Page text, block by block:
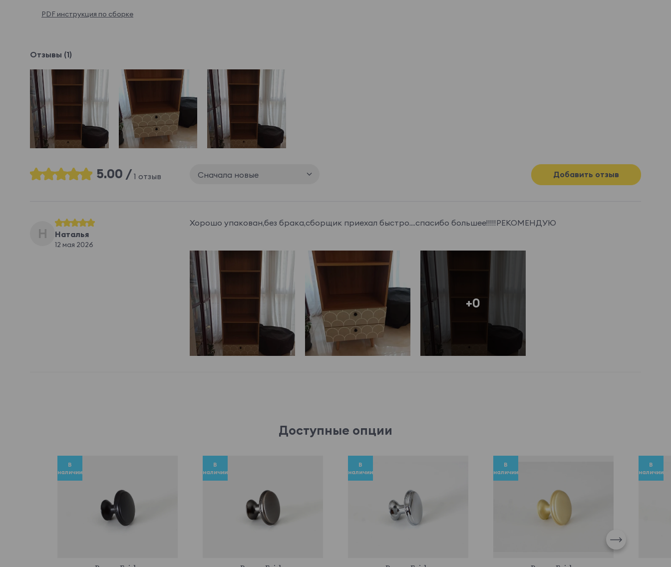
PDF инструкция по сборке
Отзывы (1)
5.00 / 1 отзыв Сначала новые Добавить отзыв
Н Наталья
12 мая 2026
Хорошо упакован,без брака,сборщик приехал быстро....спасибо большее!!!!!РЕКОМЕНДУЮ
+0
Доступные опции
В
наличии
В
наличии
В
наличии
В
наличии
В
наличии